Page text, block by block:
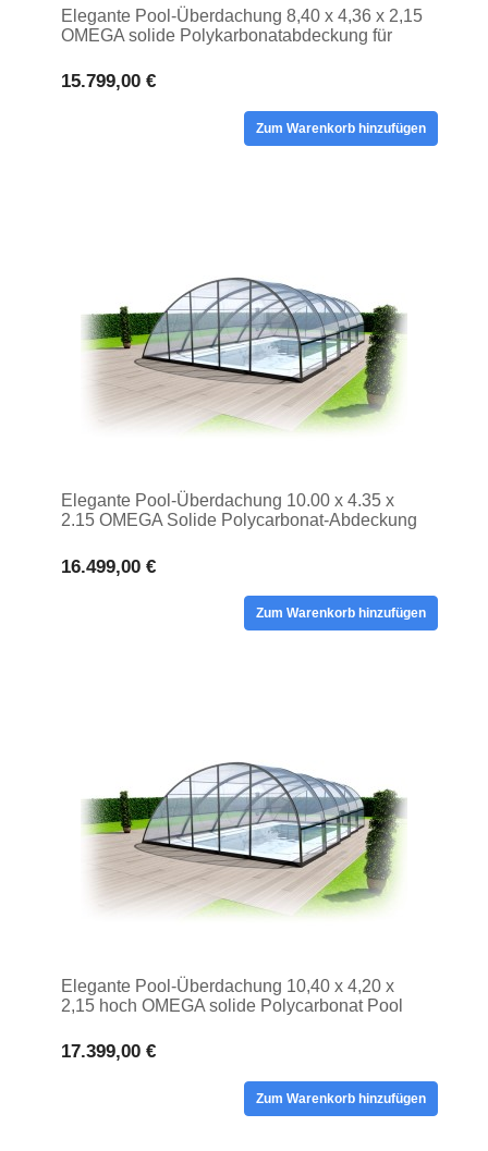
Elegante Pool-Überdachung 8,40 x 4,36 x 2,15
OMEGA solide Polykarbonatabdeckung für
15.799,00 €
Zum Warenkorb hinzufügen
Elegante Pool-Überdachung 10.00 x 4.35 x
2.15 OMEGA Solide Polycarbonat-Abdeckung
16.499,00 €
Zum Warenkorb hinzufügen
Elegante Pool-Überdachung 10,40 x 4,20 x
2,15 hoch OMEGA solide Polycarbonat Pool
17.399,00 €
Zum Warenkorb hinzufügen